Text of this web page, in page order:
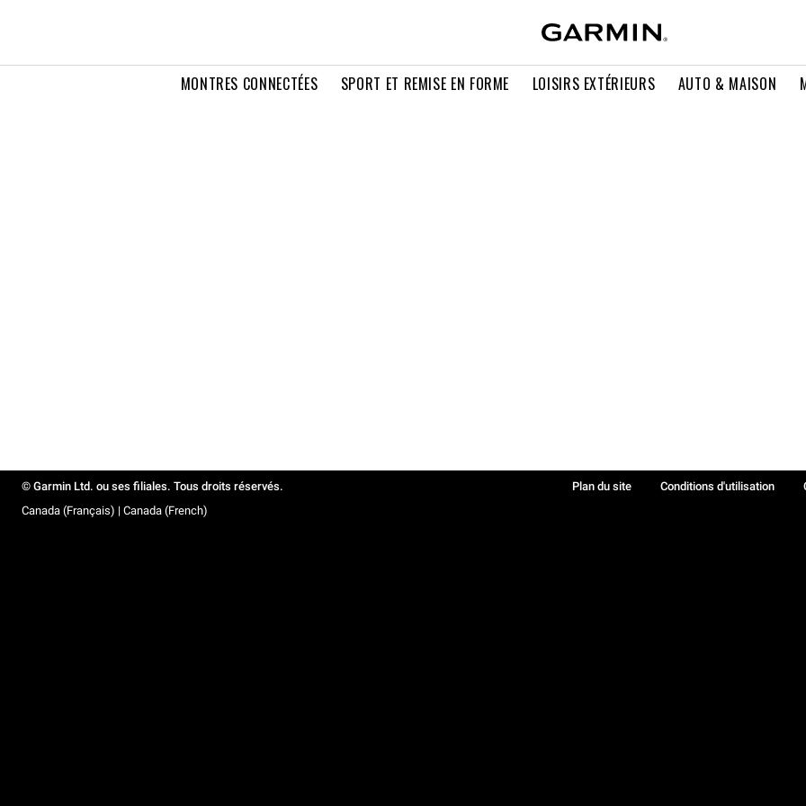
MONTRES CONNECTÉES SPORT ET REMISE EN FORME LOISIRS EXTÉRIEURS AUTO & MAISON
© Garmin Ltd. ou ses filiales. Tous droits réservés. Plan du site Conditions d'utilisation
Canada (Français) | Canada (French)